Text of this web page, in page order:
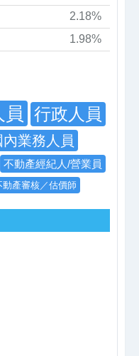
2.18%
1.98%
行政人員
內業務人員
不動產經紀人/營業員
動產審核／估價師